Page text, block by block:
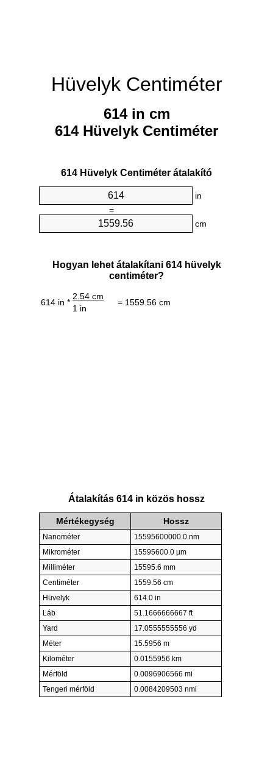
Hüvelyk Centiméter
614 in cm
614 Hüvelyk Centiméter
614 Hüvelyk Centiméter átalakító
in
=
cm
Hogyan lehet átalakítani 614 hüvelyk
centiméter?
614 in *
2.54 cm
= 1559.56 cm
1 in
Átalakítás 614 in közös hossz
Mértékegység Hossz
Nanométer
15595600000.0 nm
Mikrométer
15595600.0 µm
Milliméter
15595.6 mm
Centiméter
1559.56 cm
Hüvelyk
614.0 in
Láb
51.1666666667 ft
Yard
17.0555555556 yd
Méter
15.5956 m
Kilométer
0.0155956 km
Mérföld
0.0096906566 mi
Tengeri mérföld
0.0084209503 nmi